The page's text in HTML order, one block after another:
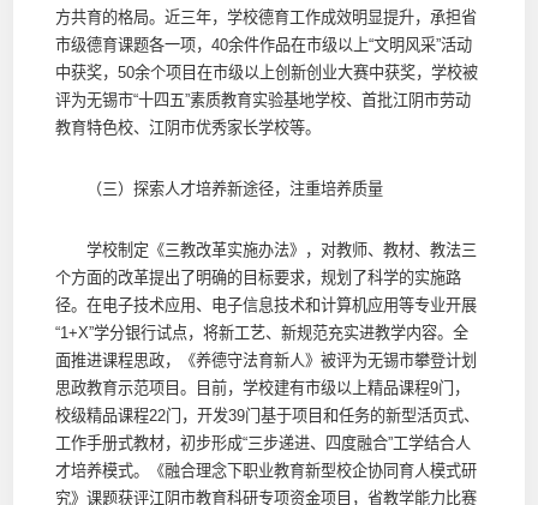
方共育的格局。近三年，学校德育工作成效明显提升，承担省
市级德育课题各一项，40余件作品在市级以上“文明风采”活动
中获奖，50余个项目在市级以上创新创业大赛中获奖，学校被
评为无锡市“十四五”素质教育实验基地学校、首批江阴市劳动
教育特色校、江阴市优秀家长学校等。
（三）探索人才培养新途径，注重培养质量
学校制定《三教改革实施办法》，对教师、教材、教法三
个方面的改革提出了明确的目标要求，规划了科学的实施路
径。在电子技术应用、电子信息技术和计算机应用等专业开展
“1+X”学分银行试点，将新工艺、新规范充实进教学内容。全
面推进课程思政，《养德守法育新人》被评为无锡市攀登计划
思政教育示范项目。目前，学校建有市级以上精品课程9门，
校级精品课程22门，开发39门基于项目和任务的新型活页式、
工作手册式教材，初步形成“三步递进、四度融合”工学结合人
才培养模式。《融合理念下职业教育新型校企协同育人模式研
究》课题获评江阴市教育科研专项资金项目，省教学能力比赛